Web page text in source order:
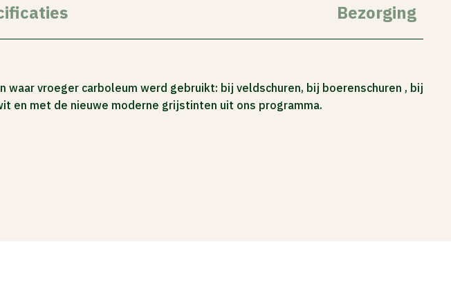
Bezorging
vroeger carboleum werd gebruikt: bij veldschuren, bij boerenschuren , bij
en met de nieuwe moderne grijstinten uit ons programma.